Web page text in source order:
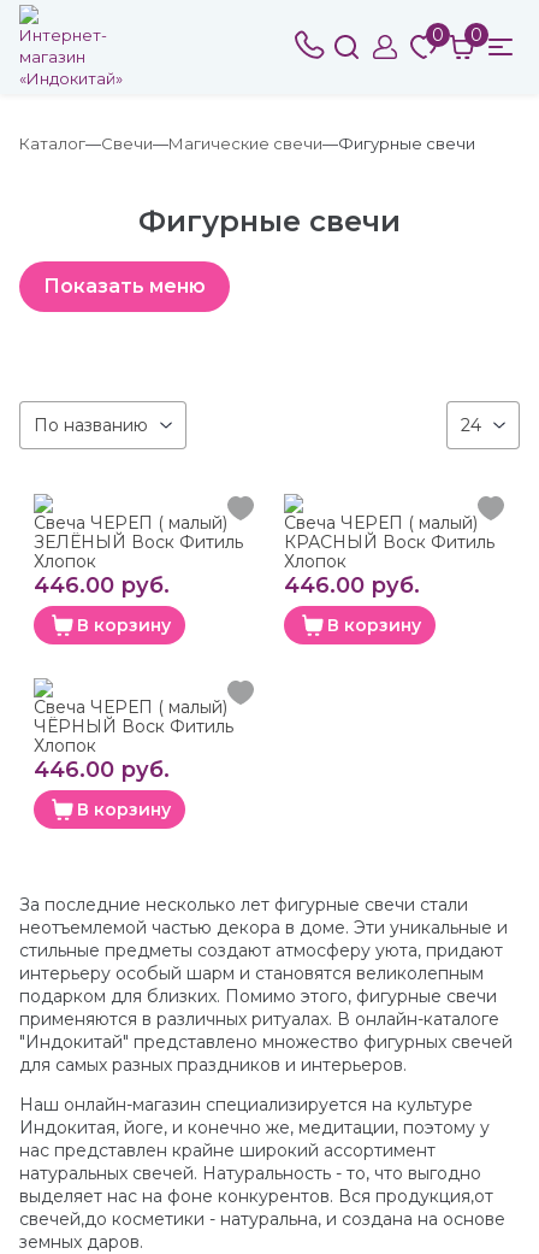
0 0
Каталог Свечи Магические свечи Фигурные свечи
Фигурные свечи
По названию 24
Свеча ЧЕРЕП ( малый)
ЗЕЛЁНЫЙ Воск Фитиль
Хлопок
446.00 руб.
В корзину
Свеча ЧЕРЕП ( малый)
КРАСНЫЙ Воск Фитиль
Хлопок
446.00 руб.
В корзину
Свеча ЧЕРЕП ( малый)
ЧЁРНЫЙ Воск Фитиль
Хлопок
446.00 руб.
В корзину
За последние несколько лет фигурные свечи стали
неотъемлемой частью декора в доме. Эти уникальные и
стильные предметы создают атмосферу уюта, придают
интерьеру особый шарм и становятся великолепным
подарком для близких. Помимо этого, фигурные свечи
применяются в различных ритуалах. В онлайн-каталоге
"Индокитай" представлено множество фигурных свечей
для самых разных праздников и интерьеров.
Наш онлайн-магазин специализируется на культуре
Индокитая, йоге, и конечно же, медитации, поэтому у
нас представлен крайне широкий ассортимент
натуральных свечей. Натуральность - то, что выгодно
выделяет нас на фоне конкурентов. Вся продукция,от
свечей,до косметики - натуральна, и создана на основе
земных даров.